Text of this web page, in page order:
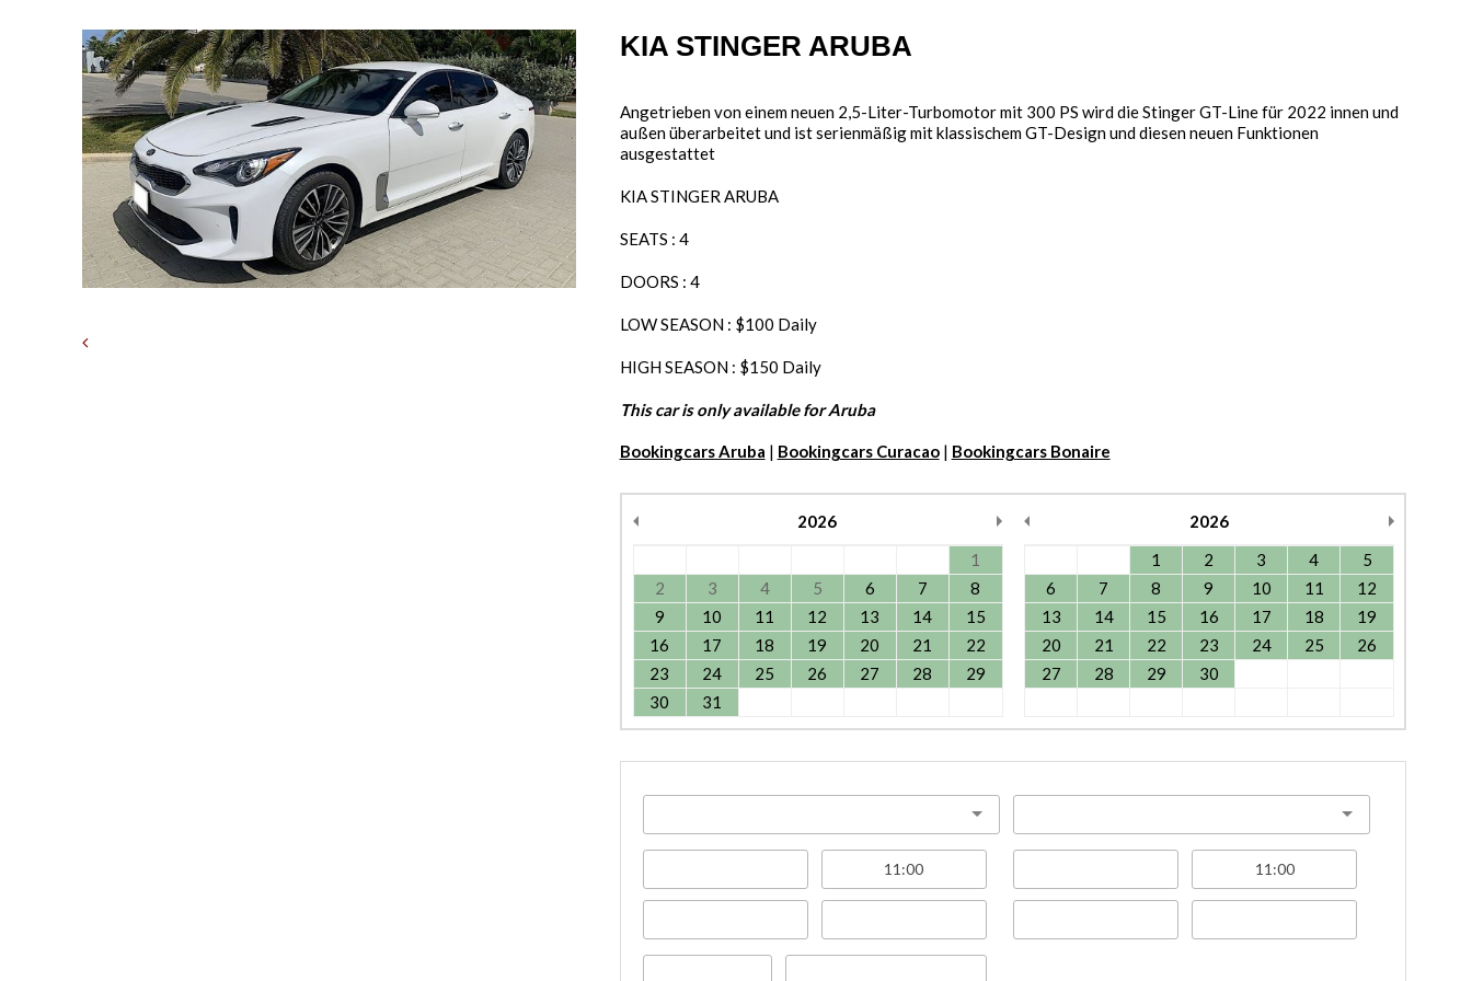
KIA STINGER ARUBA
Angetrieben von einem neuen 2,5-Liter-Turbomotor mit 300 PS wird die Stinger GT-Line für 2022 innen und
außen überarbeitet und ist serienmäßig mit klassischem GT-Design und diesen neuen Funktionen
ausgestattet
KIA STINGER ARUBA
SEATS : 4
DOORS : 4
LOW SEASON : $100 Daily
HIGH SEASON : $150 Daily
This car is only available for Aruba
Bookingcars Aruba | Bookingcars Curacao| Bookingcars Bonaire
2026
1
2
3 4 5 6 7
8
9
10 11 12 13 14
15
16
17 18 19 20 21
22
23
24 25 26 27 28
29
30
31
2026
1
2 3 4
5
6
7 8 9 10 11
12
13
14 15 16 17 18
19
20
21 22 23 24 25
26
27
28 29 30